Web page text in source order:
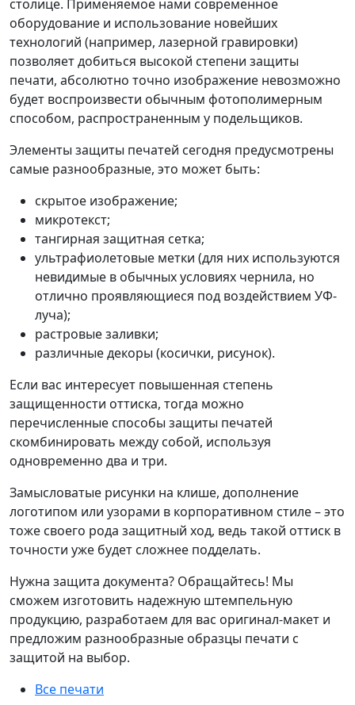
столице. Применяемое нами современное
оборудование и использование новейших
технологий (например, лазерной гравировки)
позволяет добиться высокой степени защиты
печати, абсолютно точно изображение невозможно
будет воспроизвести обычным фотополимерным
способом, распространенным у подельщиков.
Элементы защиты печатей сегодня предусмотрены
самые разнообразные, это может быть:
скрытое изображение;
микротекст;
тангирная защитная сетка;
ультрафиолетовые метки (для них используются
невидимые в обычных условиях чернила, но
отлично проявляющиеся под воздействием УФ-
луча);
растровые заливки;
различные декоры (косички, рисунок).
Если вас интересует повышенная степень
защищенности оттиска, тогда можно
перечисленные способы защиты печатей
скомбинировать между собой, используя
одновременно два и три.
Замысловатые рисунки на клише, дополнение
логотипом или узорами в корпоративном стиле – это
тоже своего рода защитный ход, ведь такой оттиск в
точности уже будет сложнее подделать.
Нужна защита документа? Обращайтесь! Мы
сможем изготовить надежную штемпельную
продукцию, разработаем для вас оригинал-макет и
предложим разнообразные образцы печати с
защитой на выбор.
Все печати